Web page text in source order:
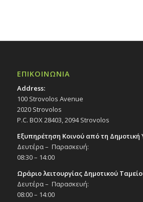
ΕΠΙΚΟΙΝΩΝΙΑ
Address:
100 Strovolos Avenue
2020 Strovolos
P.C. BOX 28403, 2094 Strovolos
Εξυπηρέτηση Κοινού από τη Δημοτική
Δευτέρα – Παρασκευή:
08:30 – 14:00
Ωράριο λειτουργίας Δημοτικού
Δευτέρα – Παρασκευή:
08:00 – 14:00